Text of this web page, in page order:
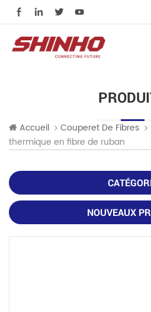
Accueil Couperet De Fibres
thermique en fibre de ruban
NOUVEAUX